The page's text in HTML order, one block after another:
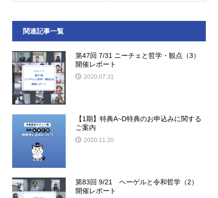
関連記事一覧
第47回 7/31 ニーチェと哲学・観点（3）
開催レポート
2020.07.31
【1期】特典A~D特典のお申込みに関する
ご案内
2020.11.20
第83回 9/21 ヘーゲルと令和哲学（2）
開催レポート